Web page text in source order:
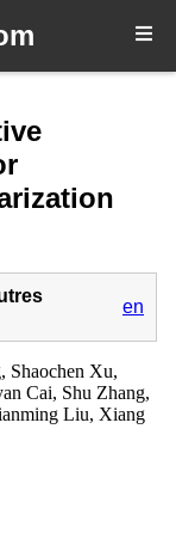
en
Shaochen Xu,
Cai, Shu Zhang,
Liu, Xiang